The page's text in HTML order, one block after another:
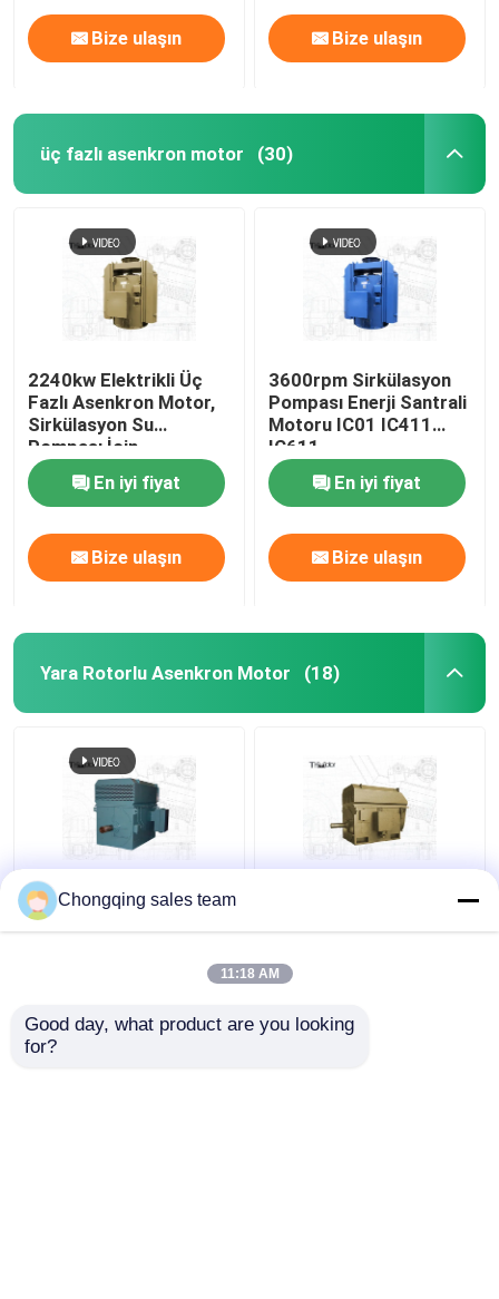
Bize ulaşın Bize ulaşın
üç fazlı asenkron motor (30)
2240kw Elektrikli Üç
Fazlı Asenkron Motor,
Sirkülasyon Su
Pompası İçin
En iyi fiyat
Bize ulaşın
3600rpm Sirkülasyon
Pompası Enerji Santrali
Motoru IC01 IC411
IC611
En iyi fiyat
Bize ulaşın
Yara Rotorlu Asenkron Motor (18)
CE YR500-4 Yüksek
torklu yaralı rotor
6000kw
Chongqing sales team
11:18 AM
Good day, what product are you looking
for?